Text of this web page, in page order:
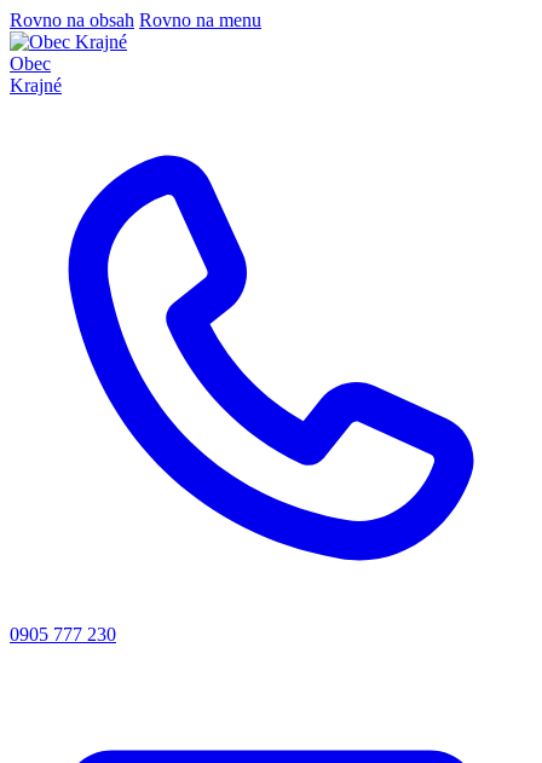
Rovno na obsah Rovno na menu
Obec
Krajné
0905 777 230